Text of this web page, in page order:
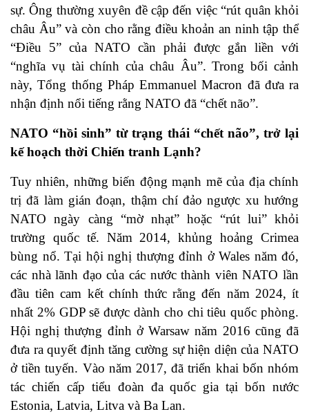
sự. Ông thường xuyên đề cập đến việc “rút quân khỏi
châu Âu” và còn cho rằng điều khoản an ninh tập thể
“Điều 5” của NATO cần phải được gắn liền với
“nghĩa vụ tài chính của châu Âu”. Trong bối cảnh
này, Tổng thống Pháp Emmanuel Macron đã đưa ra
nhận định nổi tiếng rằng NATO đã “chết não”.
NATO “hồi sinh” từ trạng thái “chết não”, trở lại
kế hoạch thời Chiến tranh Lạnh?
Tuy nhiên, những biến động mạnh mẽ của địa chính
trị đã làm gián đoạn, thậm chí đảo ngược xu hướng
NATO ngày càng “mờ nhạt” hoặc “rút lui” khỏi
trường quốc tế. Năm 2014, khủng hoảng Crimea
bùng nổ. Tại hội nghị thượng đỉnh ở Wales năm đó,
các nhà lãnh đạo của các nước thành viên NATO lần
đầu tiên cam kết chính thức rằng đến năm 2024, ít
nhất 2% GDP sẽ được dành cho chi tiêu quốc phòng.
Hội nghị thượng đỉnh ở Warsaw năm 2016 cũng đã
đưa ra quyết định tăng cường sự hiện diện của NATO
ở tiền tuyến. Vào năm 2017, đã triển khai bốn nhóm
tác chiến cấp tiểu đoàn đa quốc gia tại bốn nước
Estonia, Latvia, Litva và Ba Lan.